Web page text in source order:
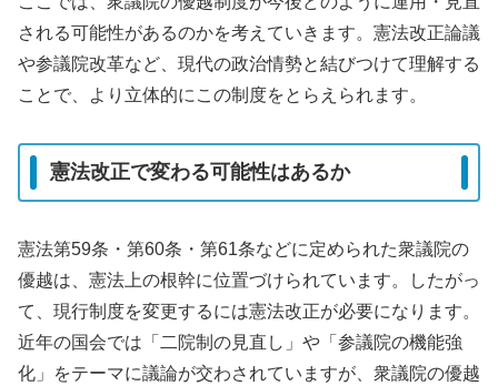
される可能性があるのかを考えていきます。憲法改正論議
や参議院改革など、現代の政治情勢と結びつけて理解する
ことで、より立体的にこの制度をとらえられます。
憲法改正で変わる可能性はあるか
憲法第59条・第60条・第61条などに定められた衆議院の
優越は、憲法上の根幹に位置づけられています。したがっ
て、現行制度を変更するには憲法改正が必要になります。
近年の国会では「二院制の見直し」や「参議院の機能強
化」をテーマに議論が交わされていますが、衆議院の優越